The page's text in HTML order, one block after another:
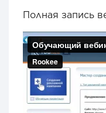
Полная запись